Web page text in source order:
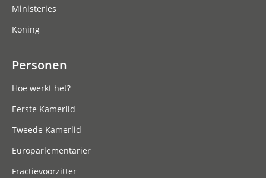
Ministeries
Koning
Personen
Hoe werkt het?
Eerste Kamerlid
Tweede Kamerlid
Europarlementariër
Fractievoorzitter